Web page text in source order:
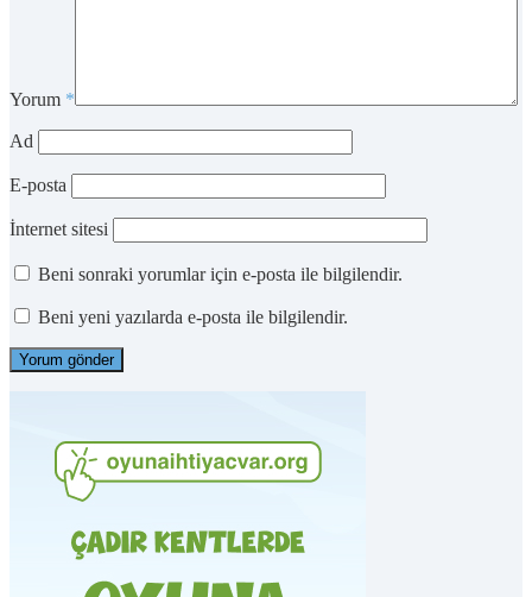
Yorum *
Ad
E-posta
İnternet sitesi
Beni sonraki yorumlar için e-posta ile bilgilendir.
Beni yeni yazılarda e-posta ile bilgilendir.